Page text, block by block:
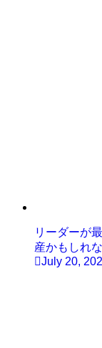
リーダーが
産かもしれ
July 20,